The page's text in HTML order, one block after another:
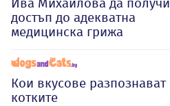
достъп до адекватна
медицинска грижа
Кои вкусове разпознават
котките